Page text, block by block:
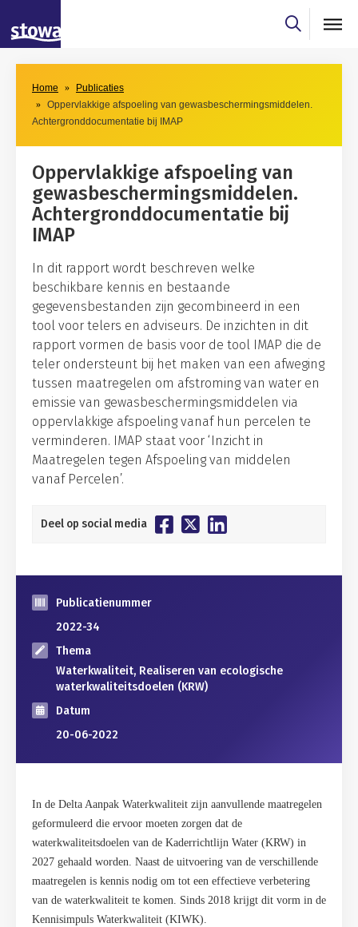
Skip to main content
Skip to main nav
Home
Publicaties
Oppervlakkige afspoeling van gewasbeschermingsmiddelen.
Achtergronddocumentatie bij IMAP
Oppervlakkige afspoeling van
gewasbeschermingsmiddelen.
Achtergronddocumentatie bij
IMAP
In dit rapport wordt beschreven welke
beschikbare kennis en bestaande
gegevensbestanden zijn gecombineerd in een
tool voor telers en adviseurs. De inzichten in dit
rapport vormen de basis voor de tool IMAP die de
teler ondersteunt bij het maken van een afweging
tussen maatregelen om afstroming van water en
emissie van gewasbeschermingsmiddelen via
oppervlakkige afspoeling vanaf hun percelen te
verminderen. IMAP staat voor ‘Inzicht in
Maatregelen tegen Afspoeling van middelen
vanaf Percelen’.
Deel op social media
Publicatienummer
2022-34
Thema
Waterkwaliteit, Realiseren van ecologische
waterkwaliteitsdoelen (KRW)
Datum
20-06-2022
In de Delta Aanpak Waterkwaliteit zijn aanvullende maatregelen
geformuleerd die ervoor moeten zorgen dat de
waterkwaliteitsdoelen van de Kaderrichtlijn Water (KRW) in
2027 gehaald worden. Naast de uitvoering van de verschillende
maatregelen is kennis nodig om tot een effectieve verbetering
van de waterkwaliteit te komen. Sinds 2018 krijgt dit vorm in de
Kennisimpuls Waterkwaliteit (KIWK).